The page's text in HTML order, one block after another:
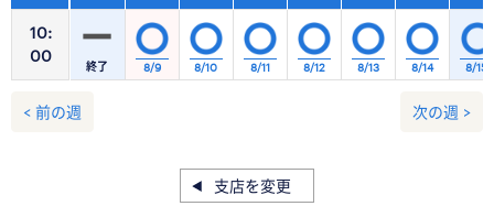
10:
00
終了 8/9 8/10 8/11 8/12 8/13 8/14 8/15
< 前の週 次の週 >
支店を変更